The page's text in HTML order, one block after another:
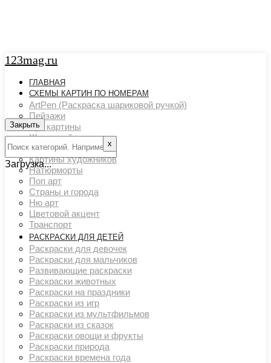
123mag.ru
ГЛАВНАЯ
СХЕМЫ КАРТИН ПО НОМЕРАМ
ArtPen (Раскраска шариковой ручкой)
Пейзажи
Арт картины
Животный мир
Люди
Картины художников
Натюрморты
Поп арт
Страны и города
Ню арт
Цветовой акцент
Транспорт
РАСКРАСКИ ДЛЯ ДЕТЕЙ
Раскраски для девочек
Раскраски для мальчиков
Развивающие раскраски
Раскраски животных
Раскраски на праздники
Раскраски из игр
Раскраски из мультфильмов
Раскраски из сказок
Раскраски овощи и фрукты
Раскраски природа
Раскраски времена года
Закрыть
х
Загрузка...